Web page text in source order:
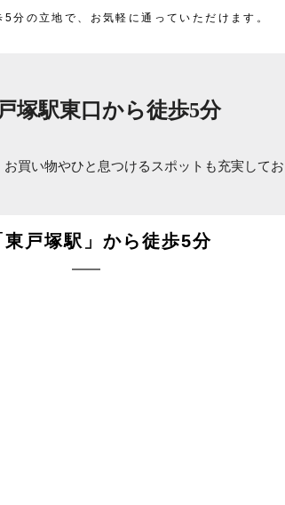
分の立地で、お気軽に通っていただけます。
塚駅東口から徒歩5分
お買い物やひと息つけるスポットも充実して
戸塚駅」から徒歩5分